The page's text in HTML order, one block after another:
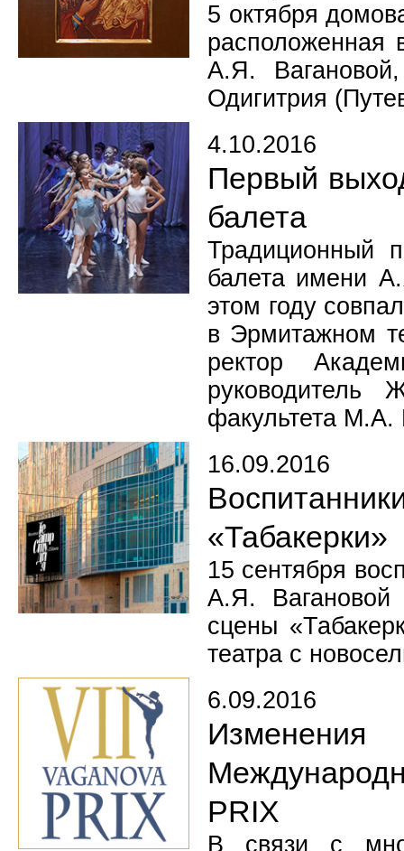
5 октября
расположенная
А.Я.
Одигитрия
4.10.2016
Первый
балета
Традиционный
балета имени
этом году
в Эрмитажном
ректор
руководитель
факультета М.А.
16.09.2016
«Табакерки»
15 сентября
А.Я. Вагановой
сцены
театра с
6.09.2016
PRIX
В связи с